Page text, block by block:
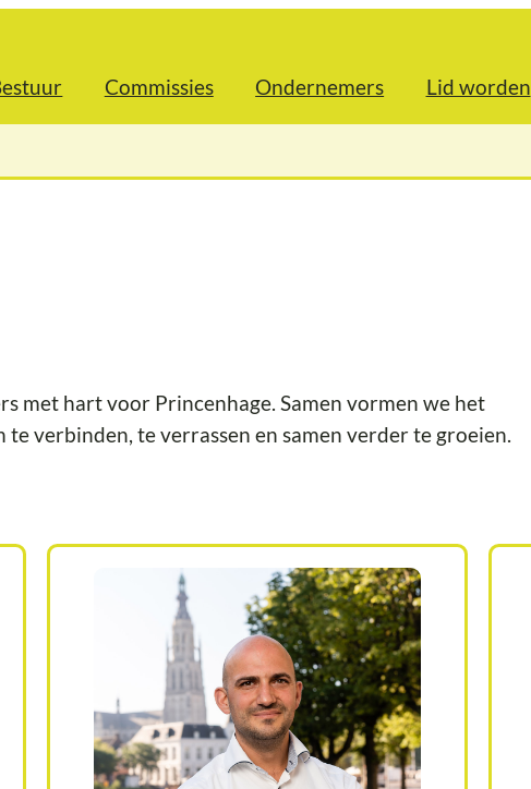
Commissies Ondernemers Lid worden
met hart voor Princenhage. Samen vormen we het
verbinden, te verrassen en samen verder te groeien.